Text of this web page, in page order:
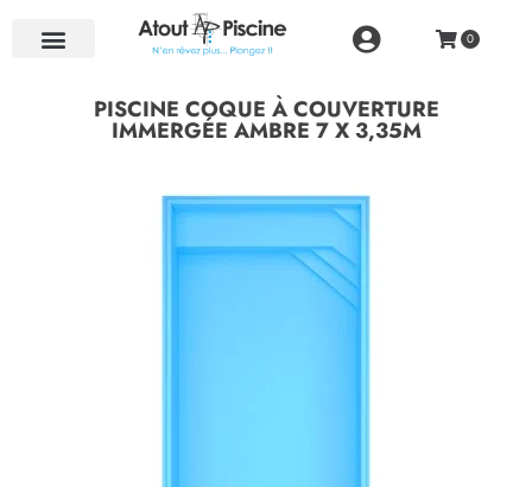
PISCINE COQUE À COUVERTURE
IMMERGÉE AMBRE 7 X 3,35M